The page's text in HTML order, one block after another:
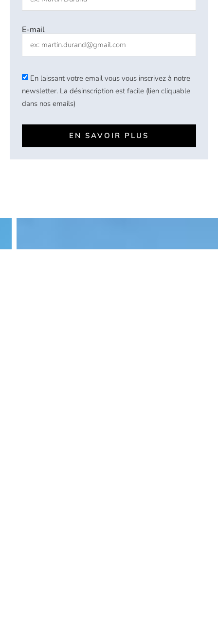
E-mail
En laissant votre email vous vous inscrivez à notre
newsletter. La désinscription est facile (lien cliquable
dans nos emails)
EN SAVOIR PLUS